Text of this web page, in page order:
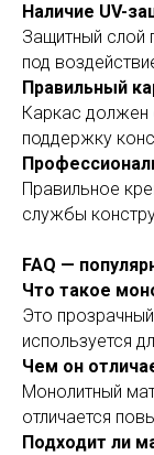
Наличие UV-
Защитный слой
под
Правильный
Каркас должен
поддержку
Правильное
службы
FAQ —
Что такое
Это
используется
Чем он
Монолитный
отличается
Подходит ли